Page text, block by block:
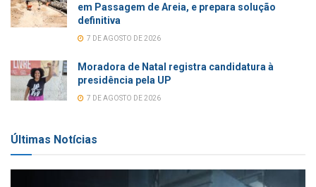
em Passagem de Areia, e prepara solução
definitiva
7 DE AGOSTO DE 2026
Moradora de Natal registra candidatura à
presidência pela UP
7 DE AGOSTO DE 2026
Últimas Notícias